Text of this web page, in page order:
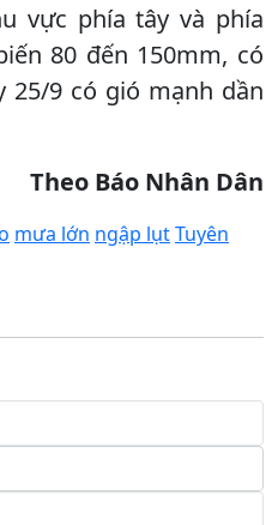
vực phía tây và phía
80 đến 150mm, có
25/9 có gió mạnh dần
Theo Báo Nhân Dân
mưa lớn ngập lụtTuyên